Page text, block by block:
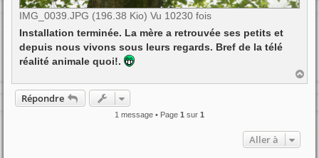
IMG_0039.JPG (196.38 Kio) Vu 10230 fois
Installation terminée. La mère a retrouvée ses petits et
depuis nous vivons sous leurs regards. Bref de la télé
réalité animale quoi!.
a
Répondre
1 message • Page 1 sur 1
Aller à